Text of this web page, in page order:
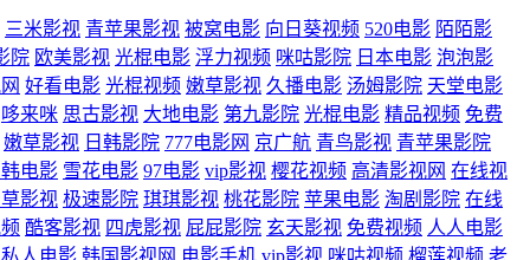
三米影视 青苹果影视 被窝电影 向日葵视频 520电影 陌陌影
院 欧美影视 光棍电影 浮力视频 咪咕影院 日本电影 泡泡影
好看电影 光棍视频 嫩草影视 久播电影 汤姆影院 天堂电影
哆来咪 思古影视 大地电影 第九影院 光棍电影 精品视频 免费
嫩草影视 日韩影院 777电影网 京广航 青鸟影视 青苹果影院
韩电影 雪花电影 97电影 vip影视 樱花视频 高清影视网 在线视
影视 极速影院 琪琪影视 桃花影院 苹果电影 淘剧影院 在线
酷客影视 四虎影视 屁屁影院 玄天影视 免费视频 人人电影
私人电影 韩国影视网 电影手机 vip影视 咪咕视频 榴莲视频 老